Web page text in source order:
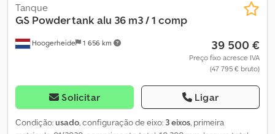
Hoogerheide 1 656 km
Tanque
GS Powder tank alu 36 m3 / 1 comp
39 500 €
Preço fixo acresce IVA
(47 795 € bruto)
Solicitar Ligar
Condição:usado, configuração de eixo: 3 eixos, primeira